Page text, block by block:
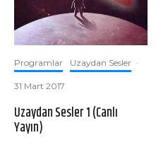
Programlar Uzaydan Sesler ·
31 Mart 2017
Uzaydan Sesler 1 (Canlı
Yayın)